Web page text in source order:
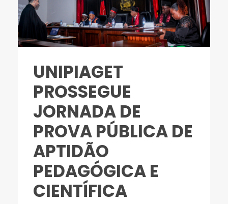
UNIPIAGET
PROSSEGUE
JORNADA DE
PROVA PÚBLICA DE
APTIDÃO
PEDAGÓGICA E
CIENTÍFICA